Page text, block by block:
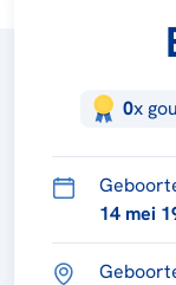
0x
14 mei